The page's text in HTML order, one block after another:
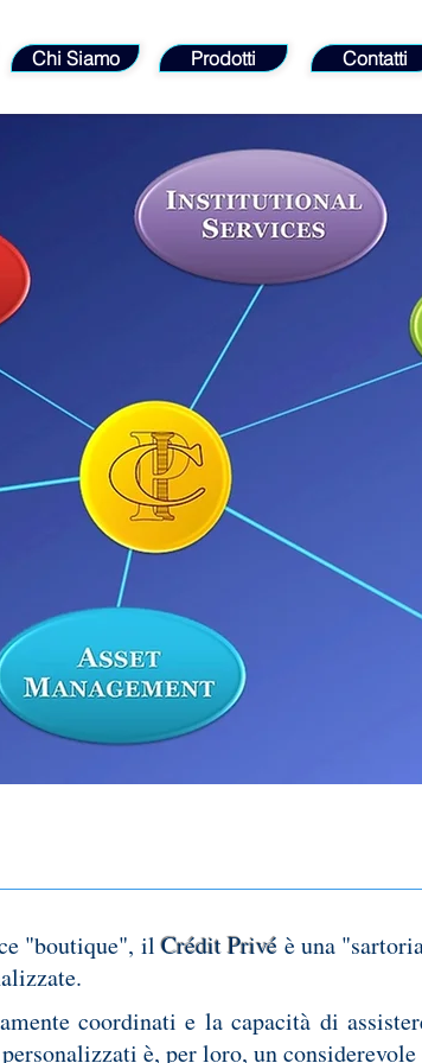
Chi Siamo Prodotti Contatti
"boutique", il Crédit Privé è una
coordinati e la capacità di
è, per loro, un